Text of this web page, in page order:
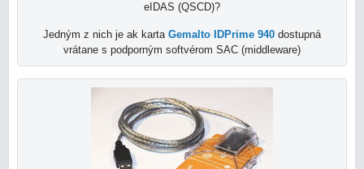
eIDAS (QSCD)?
Jedným z nich je ak karta Gemalto IDPrime 940 dostupná
vrátane s podporným softvérom SAC (middleware)